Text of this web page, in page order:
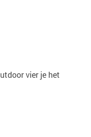
vier je het